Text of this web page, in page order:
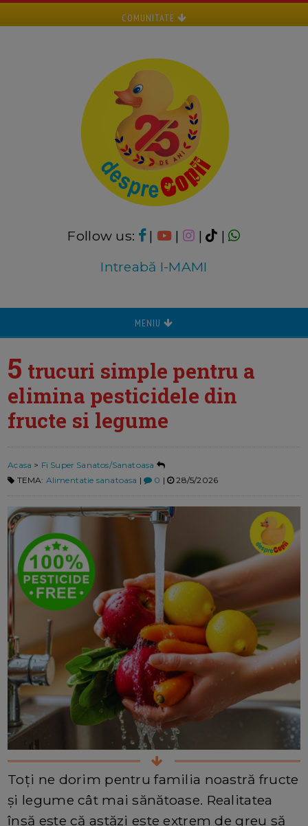
COMUNITATE
Follow us: | | |
|
Intreabă I-MAMI
MENIU
5 trucuri simple pentru a
elimina pesticidele din
fructe si legume
Acasa > Fi Super Sanatos/Sanatoasa
TEMA: Alimentatie sanatoasa | 0 | 28/5/2026
Toți ne dorim pentru familia noastră fructe
și legume cât mai sănătoase. Realitatea
însă este că astăzi este extrem de greu să